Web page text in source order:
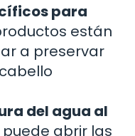
para
están
a preservar
del agua al
abrir las